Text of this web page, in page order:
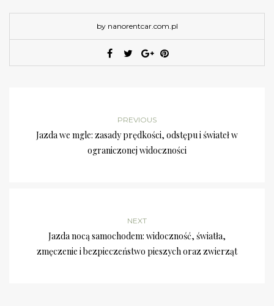
by nanorentcar.com.pl
PREVIOUS
Jazda we mgle: zasady prędkości, odstępu i świateł w
ograniczonej widoczności
NEXT
Jazda nocą samochodem: widoczność, światła,
zmęczenie i bezpieczeństwo pieszych oraz zwierząt